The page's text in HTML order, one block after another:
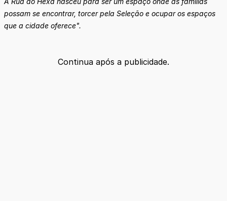
possam se encontrar, torcer pela Seleção e ocupar os espaços
que a cidade oferece".
Continua após a publicidade.